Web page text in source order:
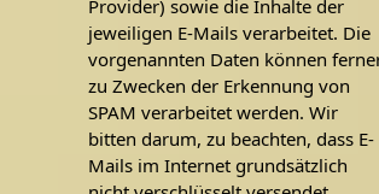
Provider) sowie die Inhalte der
jeweiligen E-Mails verarbeitet. Die
vorgenannten Daten können
zu Zwecken der Erkennung von
SPAM verarbeitet werden. Wir
bitten darum, zu beachten, dass E-
Mails im Internet grundsätzlich